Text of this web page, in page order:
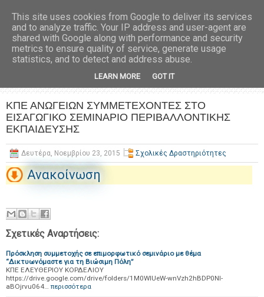
ΚΠΕ ΑΝΩΓΕΙΩΝ ΣΥΜΜΕΤΕΧΟΝΤΕΣ ΣΤΟ
ΕΙΣΑΓΩΓΙΚΟ ΣΕΜΙΝΑΡΙΟ ΠΕΡΙΒΑΛΛΟΝΤΙΚΗΣ
ΕΚΠΑΙΔΕΥΣΗΣ
Δευτέρα, Νοεμβρίου 23, 2015 Σχολικές Δραστηριότητες
Ανακοίνωση
Σχετικές Αναρτήσεις:
Πρόσκληση συμμετοχής σε επιμορφωτικό σεμινάριο με θέμα
“Δικτυωνόμαστε για τη Βιώσιμη Πόλη”
ΚΠΕ ΕΛΕΥΘΕΡΙΟΥ ΚΟΡΔΕΛΙΟΥ
https://drive.google.com/drive/folders/1M0WlUeW-wnVzh2hBDP0Nl-
aBOjrvu064… περισσότερα
This site uses cookies from Google to deliver its services
and to analyze traffic. Your IP address and user-agent are
shared with Google along with performance and security
metrics to ensure quality of service, generate usage
statistics, and to detect and address abuse.
LEARN MORE GOT IT